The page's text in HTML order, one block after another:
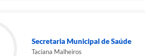
Secretaria Municipal de Saúde
Taciana Malheiros